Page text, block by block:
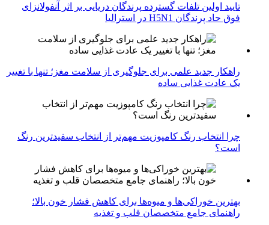
تایید اولین تلفات گسترده پرندگان دریایی بر اثر آنفولانزای
فوق حاد پرندگان H5N1 در استرالیا
راهکار جدید علمی برای جلوگیری از سلامت مغز؛ تنها با تغییر
یک عادت غذایی ساده
چرا انتخاب رنگ کامپوزیت مهم‌تر از انتخاب سفیدترین رنگ
است؟
بهترین خوراکی‌ها و میوه‌ها برای کاهش فشار خون بالا؛
راهنمای جامع متخصصان قلب و تغذیه